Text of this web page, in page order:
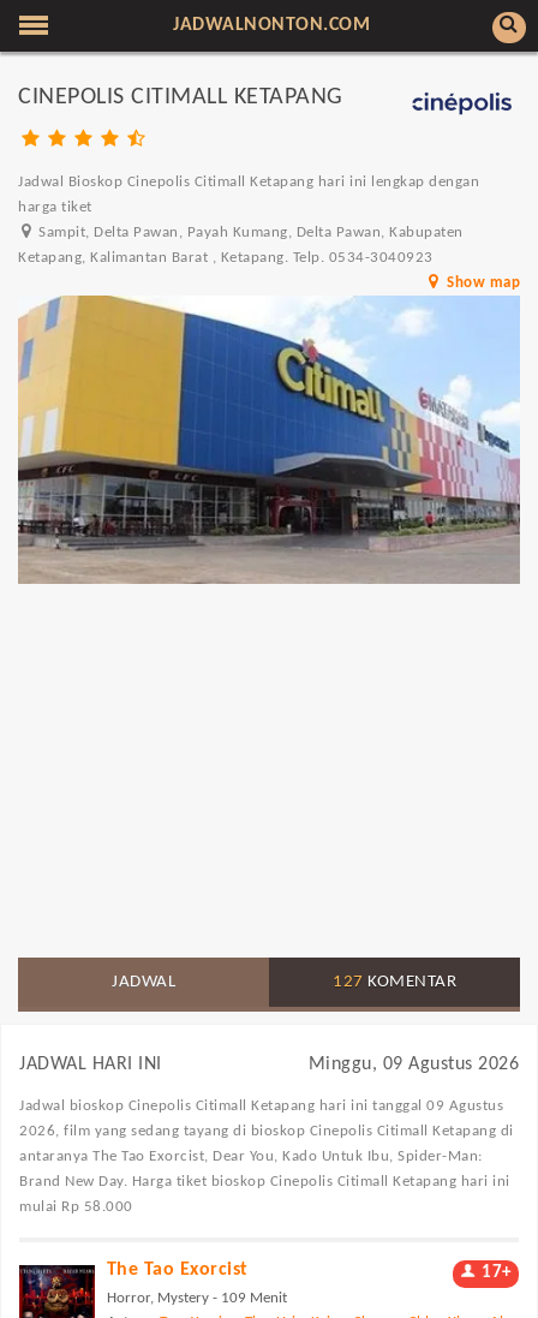
JADWALNONTON.COM
CINEPOLIS CITIMALL KETAPANG
Jadwal Bioskop Cinepolis Citimall Ketapang hari ini lengkap dengan
harga tiket
Sampit, Delta Pawan, Payah Kumang, Delta Pawan, Kabupaten
Ketapang, Kalimantan Barat , Ketapang. Telp. 0534-3040923
Show map
JADWAL 127 KOMENTAR
JADWAL HARI INI Minggu, 09 Agustus 2026
Jadwal bioskop Cinepolis Citimall Ketapang hari ini tanggal 09 Agustus
2026, film yang sedang tayang di bioskop Cinepolis Citimall Ketapang di
antaranya The Tao Exorcist, Dear You, Kado Untuk Ibu, Spider-Man:
Brand New Day. Harga tiket bioskop Cinepolis Citimall Ketapang hari ini
mulai Rp 58.000
The Tao Exorcist 17+
Horror, Mystery - 109 Menit